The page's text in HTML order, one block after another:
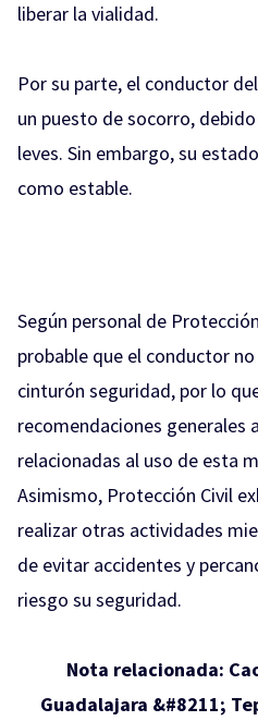
liberar la vialidad.
Por su parte, el conductor
un puesto de socorro,
leves. Sin embargo, su
como estable.
Según personal de
probable que el conductor
cinturón seguridad, por lo
recomendaciones generales
relacionadas al uso de esta
Asimismo, Protección Civil
realizar otras actividades
de evitar accidentes y
riesgo su seguridad.
Nota relacionada:
Guadalajara &#8211;